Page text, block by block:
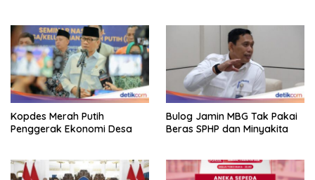
Kopdes Merah Putih
Penggerak Ekonomi Desa
Bulog Jamin MBG Tak Pakai
Beras SPHP dan Minyakita